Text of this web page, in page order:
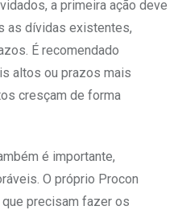
a primeira ação deve
as dívidas existentes,
É recomendado
altos ou prazos mais
cresçam de forma
é importante,
O próprio Procon
precisam fazer os